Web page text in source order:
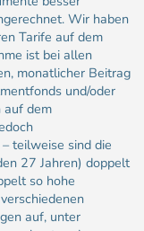
Wir haben
Tarife auf dem
ist bei allen
monatlicher Beitrag
und/oder
auf dem
teilweise sind die
27 Jahren) doppelt
so hohe
auf, unter